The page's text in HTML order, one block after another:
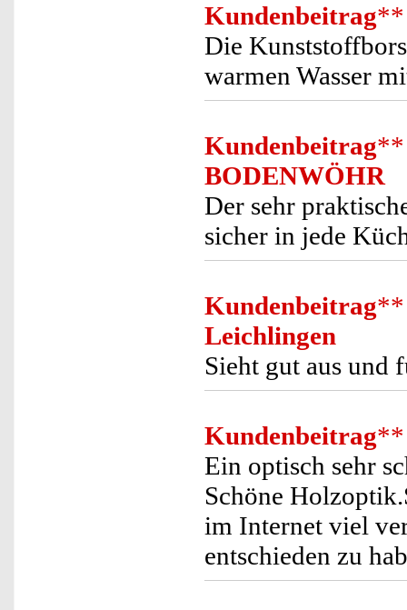
Kundenbeitrag**
Die
warmen Wasser
Kundenbeitrag**
BODENWÖHR
Der sehr
sicher in jede
Kundenbeitrag**
Leichlingen
Sieht gut aus und
Kundenbeitrag**
Ein optisch sehr
Schöne
im Internet viel
entschieden zu